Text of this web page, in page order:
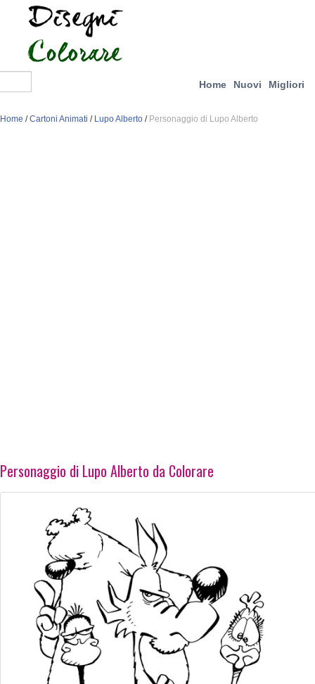
Home Nuovi Migliori
Home /Cartoni Animati / Lupo Alberto / Personaggio di Lupo Alberto
Personaggio di Lupo Alberto da Colorare